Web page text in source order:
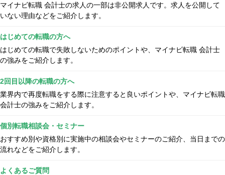
マイナビ転職 会計士の求人の一部は非公開求人です。求人を公開して
いない理由などをご紹介します。
はじめての転職の方へ
はじめての転職で失敗しないためのポイントや、マイナビ転職 会計士
の強みをご紹介します。
2回目以降の転職の方へ
業界内で再度転職をする際に注意すると良いポイントや、マイナビ転職
会計士の強みをご紹介します。
個別転職相談会・セミナー
おすすめ別や資格別に実施中の相談会やセミナーのご紹介、当日までの
流れなどをご紹介します。
よくあるご質問